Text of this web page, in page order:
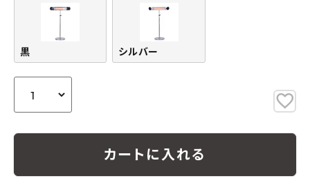
黒 シルバー
カートに入れる